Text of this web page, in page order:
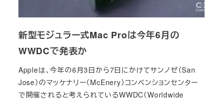
新型モジュラー式Mac Proは今年6月の
WWDCで発表か
Appleは、今年の6月3日から7日にかけてサンノゼ（San
Jose）のマッケナリー（McEnery）コンベンションセンター
で開催されると考えられているWWDC（Worldwide